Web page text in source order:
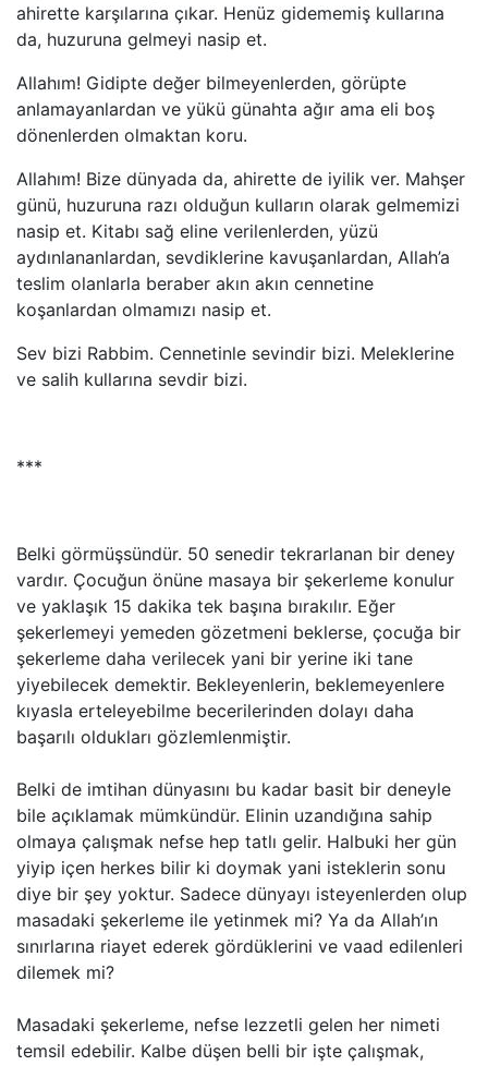
ahirette karşılarına çıkar. Henüz gidememiş kullarına
da, huzuruna gelmeyi nasip et.
Allahım! Gidipte değer bilmeyenlerden, görüpte
anlamayanlardan ve yükü günahta ağır ama eli boş
dönenlerden olmaktan koru.
Allahım! Bize dünyada da, ahirette de iyilik ver. Mahşer
günü, huzuruna razı olduğun kulların olarak gelmemizi
nasip et. Kitabı sağ eline verilenlerden, yüzü
aydınlananlardan, sevdiklerine kavuşanlardan, Allah’a
teslim olanlarla beraber akın akın cennetine
koşanlardan olmamızı nasip et.
Sev bizi Rabbim. Cennetinle sevindir bizi. Meleklerine
ve salih kullarına sevdir bizi.
***
Belki görmüşsündür. 50 senedir tekrarlanan bir deney
vardır. Çocuğun önüne masaya bir şekerleme konulur
ve yaklaşık 15 dakika tek başına bırakılır. Eğer
şekerlemeyi yemeden gözetmeni beklerse, çocuğa bir
şekerleme daha verilecek yani bir yerine iki tane
yiyebilecek demektir. Bekleyenlerin, beklemeyenlere
kıyasla erteleyebilme becerilerinden dolayı daha
başarılı oldukları gözlemlenmiştir.
Belki de imtihan dünyasını bu kadar basit bir deneyle
bile açıklamak mümkündür. Elinin uzandığına sahip
olmaya çalışmak nefse hep tatlı gelir. Halbuki her gün
yiyip içen herkes bilir ki doymak yani isteklerin sonu
diye bir şey yoktur. Sadece dünyayı isteyenlerden olup
masadaki şekerleme ile yetinmek mi? Ya da Allah’ın
sınırlarına riayet ederek gördüklerini ve vaad edilenleri
dilemek mi?
Masadaki şekerleme, nefse lezzetli gelen her nimeti
temsil edebilir. Kalbe düşen belli bir işte çalışmak,